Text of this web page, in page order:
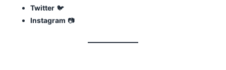
Twitter 🐦
Instagram 📷